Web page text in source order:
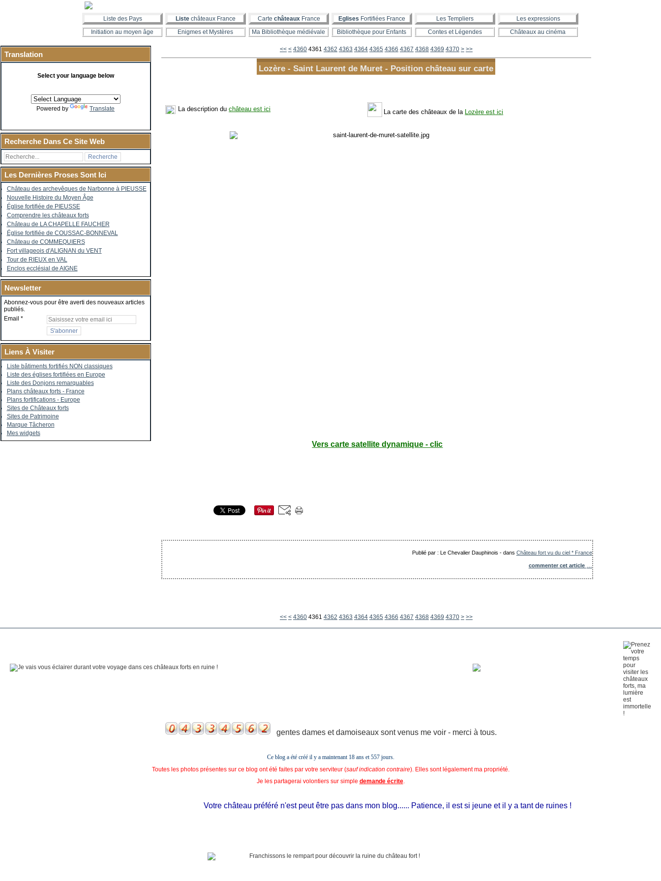
Liste des Pays Liste châteaux France Carte châteauxFrance Eglises Fortifiées France Les Templiers
Les expressions
Initiation au moyen âge
Enigmes et Mystères Ma Bibliothèque médiévale Bibliothèque pour Enfants Contes et Légendes Châteaux au cinéma
Translation
Select your language below
Powered by Translate
Recherche Dans Ce Site Web
Les Dernières Proses Sont Ici
Château des archevêques de Narbonne à PIEUSSE
Nouvelle Histoire du Moyen Âge
Église fortifiée de PIEUSSE
Comprendre les châteaux forts
Château de LA CHAPELLE FAUCHER
Église fortifiée de COUSSAC-BONNEVAL
Château de COMMEQUIERS
Fort villageois d'ALIGNAN du VENT
Tour de RIEUX en VAL
Enclos ecclésial de AIGNE
Newsletter
Abonnez-vous pour être averti des nouveaux articles
publiés.
Email
Liens À Visiter
Liste bâtiments fortifiés NON classiques
Liste des églises fortifiées en Europe
Liste des Donjons remarquables
Plans châteaux forts - France
Plans fortifications - Europe
Sites de Châteaux forts
Sites de Patrimoine
Marque Tâcheron
Mes widgets
<< < 4300
4310
4320
4330
4340
4350
4360 4361 4362 4363 4364 4365 4366 4367 4368 4369 4370 4380
4390
4400
4500
4600
4700
4800
4900
5000
5100
5200
5300
5400
5500
5600
> >>
Lozère - Saint Laurent de Muret - Position château sur carte
La description duchâteau est ici La carte des châteaux de la Lozère est ici
Vers carte satellite dynamique - clic
Publié par : Le Chevalier Dauphinois -dans Château fort vu du ciel * France
commenter cet article
<< < 4300
4310
4320
4330
4340
4350
4360 4361 4362 4363 4364 4365 4366 4367 4368 4369 4370 4380
4390
4400
4500
4600
4700
4800
4900
5000
5100
5200
5300
5400
5500
5600
> >>
gentes dames et damoiseaux sont venus me voir - merci à tous.
Ce blog a été créé il y a maintenant 18 ans et557 jours.
Toutes les photos présentes sur ce blog ont été faites par votre serviteur (sauf indication contraire). Elles sont légalement ma propriété.
Je les partagerai volontiers sur simple demande écrite.
Votre château préféré n'est peut être pas dans mon blog...... Patience, il est si jeune et il y a tant de ruines !